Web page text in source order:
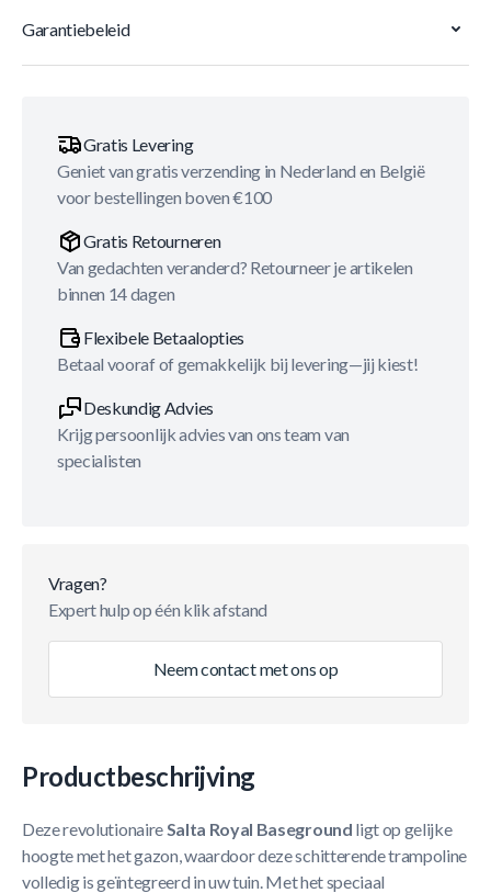
Garantiebeleid
Gratis Levering
Geniet van gratis verzending in Nederland en België
voor bestellingen boven €100
Gratis Retourneren
Van gedachten veranderd? Retourneer je artikelen
binnen 14 dagen
Flexibele Betaalopties
Betaal vooraf of gemakkelijk bij levering—jij kiest!
Deskundig Advies
Krijg persoonlijk advies van ons team van
specialisten
Vragen?
Expert hulp op één klik afstand
Neem contact met ons op
Productbeschrijving
Deze revolutionaireSalta Royal Baseground ligt op gelijke
hoogte met het gazon, waardoor deze schitterende trampoline
volledig is geïntegreerd in uw tuin. Met het speciaal